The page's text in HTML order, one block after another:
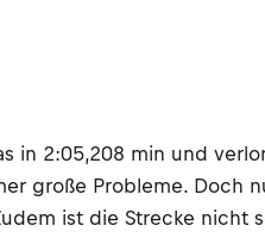
2:05,208 min und
große Probleme. Doch
ist die Strecke